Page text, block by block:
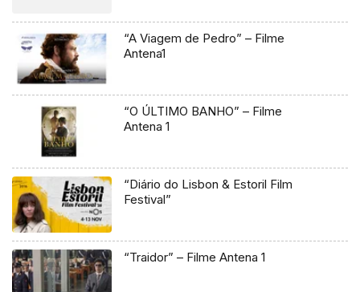
“A Viagem de Pedro” – Filme
Antena1
“O ÚLTIMO BANHO” – Filme
Antena 1
“Diário do Lisbon & Estoril Film
Festival”
“Traidor” – Filme Antena 1